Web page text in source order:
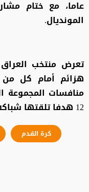
عاما، مع ختام
المونديال.
تعرض منتخب العراق
هزائم أمام كل من
منافسات المجموعة
12 هدفا تلقتها شباكه.
كرة القدم